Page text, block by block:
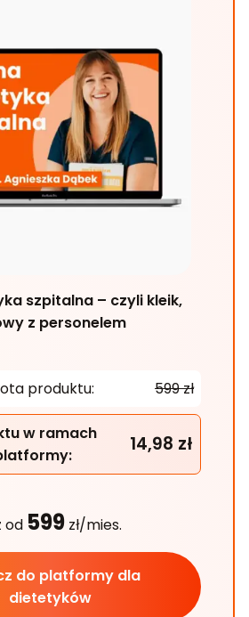
od 599zł/mies.
do platformy dla
dietetyków
szpitalna – czyli kleik,
z personelem
produktu: 599 zł
w ramach
14,98 zł